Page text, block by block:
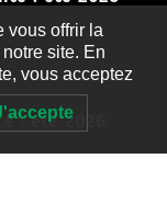
: été 2026
vous offrir la
site. En
vous acceptez